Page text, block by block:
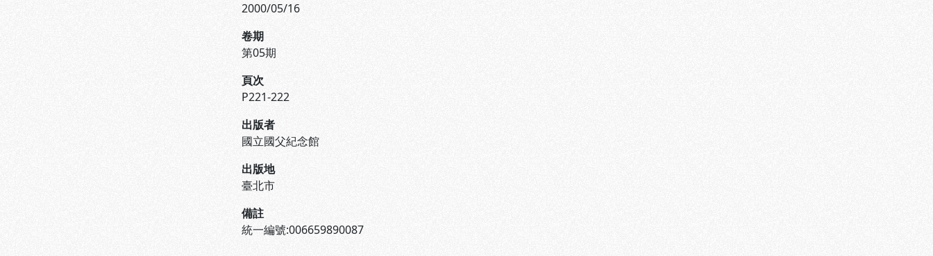
2000/05/16
卷期
第05期
頁次
P221-222
出版者
國立國父紀念館
出版地
臺北市
備註
統一編號:006659890087